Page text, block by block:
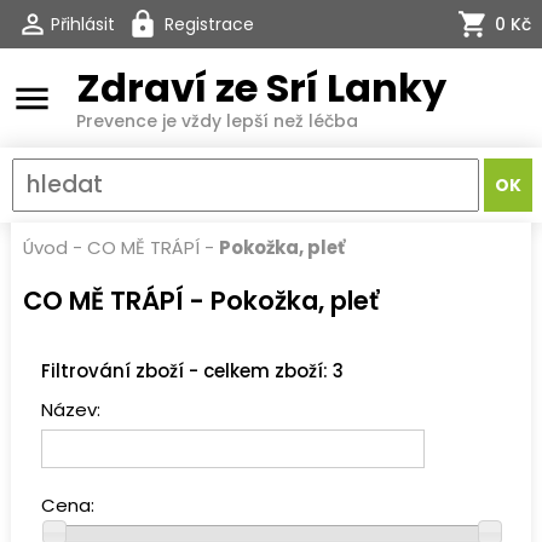
Přihlásit Registrace 0 Kč
menu Zdraví ze Srí Lanky
Prevence je vždy lepší než léčba
Úvod - CO MĚ TRÁPÍ- Pokožka, pleť
CO MĚ TRÁPÍ - Pokožka, pleť
Filtrování zboží - celkem zboží: 3
Název:
Cena: